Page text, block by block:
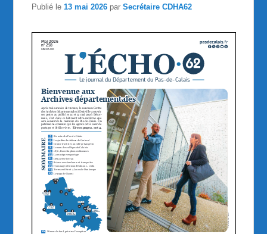
Publié le13 mai 2026 parSecrétaire CDHA62